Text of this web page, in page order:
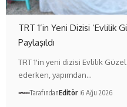
TRT 1’in Yeni Dizisi ‘Evlilik
Paylaşıldı
TRT 1'in yeni dizisi Evlilik
ederken, yapımdan…
TarafındanEditör 6 Ağu 2026